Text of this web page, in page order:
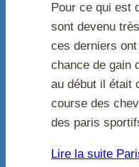
Pour ce qui est
sont devenu
ces derniers
chance de gain
au début il était
course des
des paris
Lire la suite